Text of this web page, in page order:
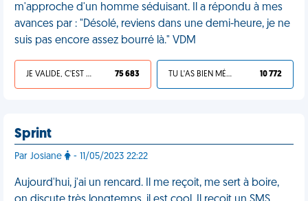
m'approche d'un homme séduisant. Il a répondu à mes
avances par : "Désolé, reviens dans une demi-heure, je ne
suis pas encore assez bourré là." VDM
JE VALIDE, C'EST UNE VDM 75 683 TU L'AS BIEN MÉRITÉ 10 772
Sprint
Par Josiane - 11/05/2023 22:22
Aujourd'hui, j'ai un rencard. Il me reçoit, me sert à boire,